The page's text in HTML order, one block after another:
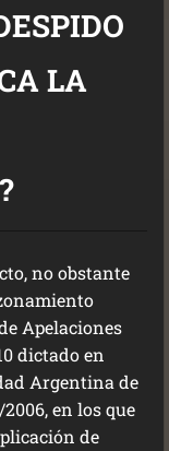
LA
no obstante
Apelaciones
dictado en
Argentina de
en los que
de